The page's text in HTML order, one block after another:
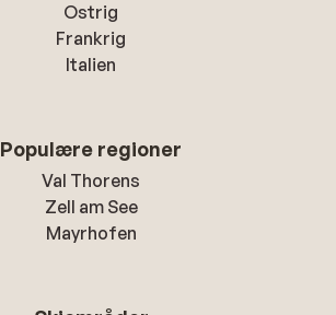
Ostrig
Frankrig
Italien
Populære regioner
Val Thorens
Zell am See
Mayrhofen